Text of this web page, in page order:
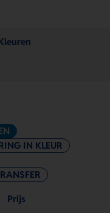
IN KLEUR
Prijs